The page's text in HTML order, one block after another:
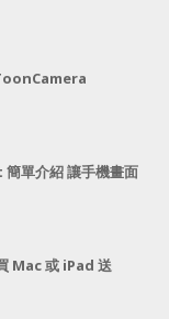
單介紹 讓手機畫面
Mac 或 iPad 送